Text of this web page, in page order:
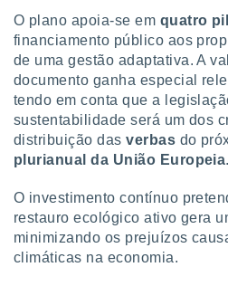
O plano apoia-se em quatro
financiamento público aos
de uma gestão adaptativa. A
documento ganha especial
tendo em conta que a
sustentabilidade será um dos
distribuição dasverbas do
plurianual da União Europeia.
O investimento contínuo
restauro ecológico ativo gera
minimizando os prejuízos
climáticas na economia.